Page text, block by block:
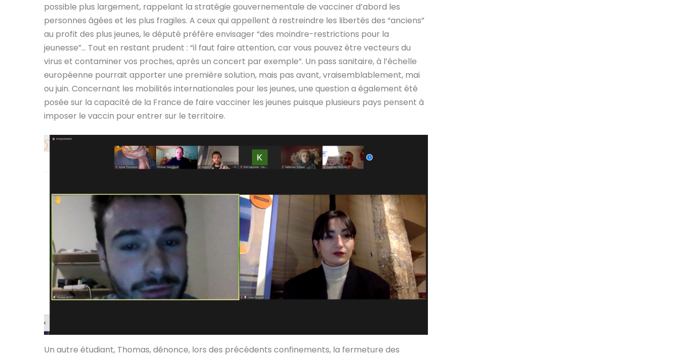
possible plus largement, rappelant la stratégie gouvernementale de vacciner d’abord les
personnes âgées et les plus fragiles. A ceux qui appellent à restreindre les libertés des “anciens”
au profit des plus jeunes, le député préfère envisager “des moindre-restrictions pour la
jeunesse”… Tout en restant prudent : “il faut faire attention, car vous pouvez être vecteurs du
virus et contaminer vos proches, après un concert par exemple”. Un pass sanitaire, à l’échelle
européenne pourrait apporter une première solution, mais pas avant, vraisemblablement, mai
ou juin. Concernant les mobilités internationales pour les jeunes, une question a également été
posée sur la capacité de la France de faire vacciner les jeunes puisque plusieurs pays pensent à
imposer le vaccin pour entrer sur le territoire.
Un autre étudiant, Thomas, dénonce, lors des précédents confinements, la fermeture des